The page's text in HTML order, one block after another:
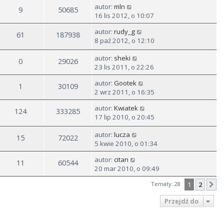
9 50685 autor: mln
16 lis 2012, o 10:07
61 187938 autor: rudy_g
8 paź 2012, o 12:10
0 29026 autor: sheki
23 lis 2011, o 22:26
1 30109 autor: Gootek
2 wrz 2011, o 16:35
124 333285 autor: Kwiatek
17 lip 2010, o 20:45
15 72022 autor: lucza
5 kwie 2010, o 01:34
11 60544 autor: citan
20 mar 2010, o 09:49
Tematy: 28 1 2
Przejdź do